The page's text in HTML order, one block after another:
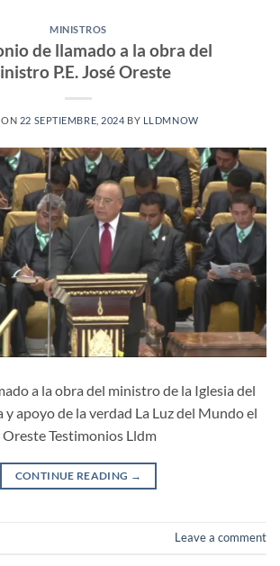
MINISTROS
de llamado a la obra del
P.E. José Oreste
ON 22 SEPTIEMBRE, 2024 BY LLDMNOW
a la obra del ministro de la Iglesia del
apoyo de la verdad La Luz del Mundo el
Oreste Testimonios Lldm
CONTINUE READING →
Leave a comment